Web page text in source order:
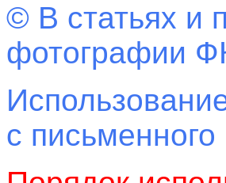
© В статьях и
фотографии
с